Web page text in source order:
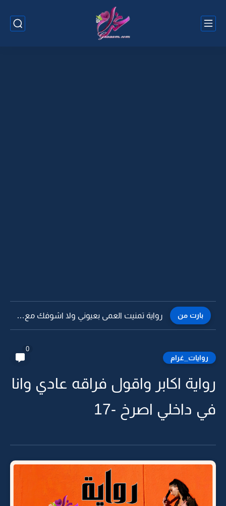
بارت من رواية تمنيت العمى بعيوني ولا اشوفك مع غيري -20
روايات_غرام
0
رواية اكابر واقول فراقه عادي وانا
في داخلي اصرخ -17